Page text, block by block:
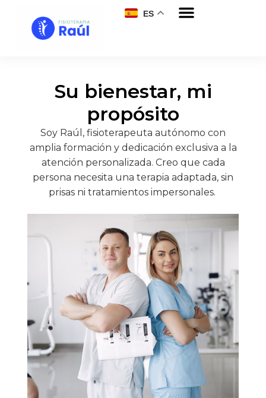
ES
Su bienestar, mi
propósito
Soy Raúl, fisioterapeuta autónomo con
amplia formación y dedicación exclusiva a la
atención personalizada. Creo que cada
persona necesita una terapia adaptada, sin
prisas ni tratamientos impersonales.